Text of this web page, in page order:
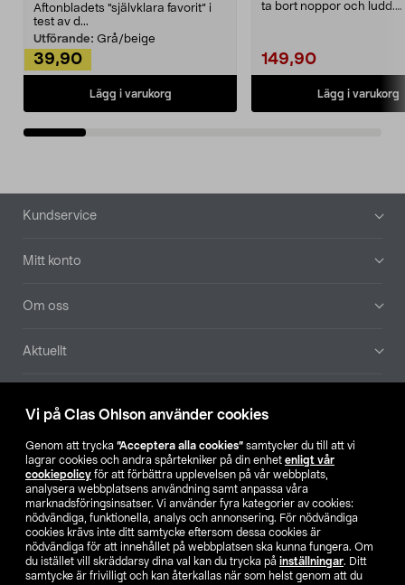
Vi på Clas Ohlson använder cookies
Genom att trycka ”Acceptera alla cookies” samtycker du till att vi
lagrar cookies och andra spårtekniker på din enhet enligt vår
cookiepolicy för att förbättra upplevelsen på vår webbplats,
analysera webbplatsens användning samt anpassa våra
marknadsföringsinsatser. Vi använder fyra kategorier av cookies:
nödvändiga, funktionella, analys och annonsering. För nödvändiga
cookies krävs inte ditt samtycke eftersom dessa cookies är
nödvändiga för att innehållet på webbplatsen ska kunna fungera. Om
du istället vill skräddarsy dina val kan du trycka på inställningar. Ditt
samtycke är frivilligt och kan återkallas när som helst genom att du
Aftonbladets "självklara favorit” i
test av d...
Utförande: Grå/beige
39,90
Lägg i varukorg
ta bort noppor och ludd.
149,90
Lägg i varukorg
Sidfot
Kundservice
Mitt konto
Om oss
Aktuellt
Hitta butik
SE NO FI